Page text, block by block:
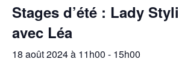
Stages d’été : Lady
avec Léa
18 août 2024 à 11h00 - 15h00